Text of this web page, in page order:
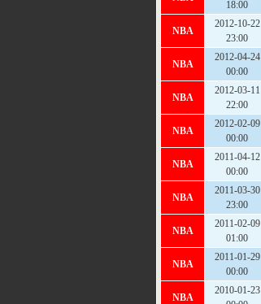
18:00
NBA
2012-10-22
23:00
NBA
2012-04-24
00:00
NBA
2012-03-11
22:00
NBA
2012-02-09
00:00
NBA
2011-04-12
00:00
NBA
2011-03-30
23:00
NBA
2011-02-09
01:00
NBA
2011-01-29
00:00
NBA
2010-01-23